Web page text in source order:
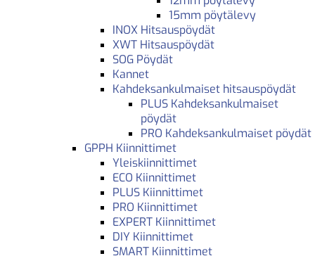
15mm pöytälevy
INOX Hitsauspöydät
XWT Hitsauspöydät
SOG Pöydät
Kannet
Kahdeksankulmaiset hitsauspöydät
PLUS Kahdeksankulmaiset
pöydät
PRO Kahdeksankulmaiset pöydät
GPPH Kiinnittimet
Yleiskiinnittimet
ECO Kiinnittimet
PLUS Kiinnittimet
PRO Kiinnittimet
EXPERT Kiinnittimet
DIY Kiinnittimet
SMART Kiinnittimet